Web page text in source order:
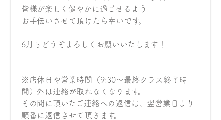
皆様が楽しく健やかに過ごせるよう
お手伝いさせて頂けたら幸いです。
6月もどうぞよろしくお願いいたします！
※店休日や営業時間（9:30〜最終クラス終了時
間）外は連絡が取れなくなります。
その間に頂いたご連絡への返信は、翌営業日より
順番に返信させて頂きます。